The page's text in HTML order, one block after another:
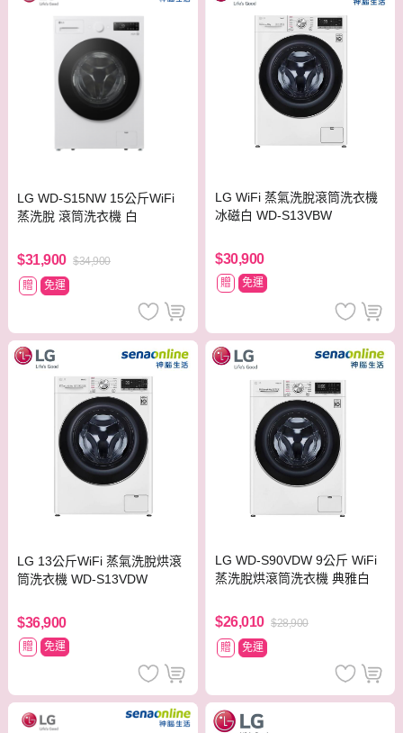
LG WD-S15NW 15公斤WiFi
蒸洗脫 滾筒洗衣機 白
$31,900 $34,900
贈
免運
LG WiFi 蒸氣洗脫滾筒洗衣機
冰磁白 WD-S13VBW
$30,900
贈 免運
LG 13公斤WiFi 蒸氣洗脫烘滾
筒洗衣機 WD-S13VDW
$36,900
贈 免運
LG WD-S90VDW 9公斤 WiFi
蒸洗脫烘滾筒洗衣機 典雅白
$26,010 $28,900
贈
免運